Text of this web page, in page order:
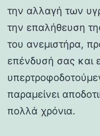
την αλλαγή των
την επαλήθευση
του ανεμιστήρα,
επένδυσή σας και
παραμείνει
πολλά χρόνια.